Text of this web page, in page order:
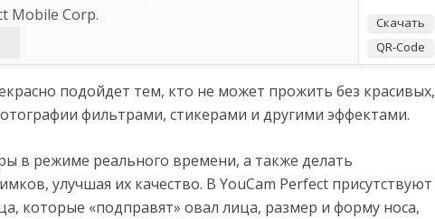
Скачать
QR-Code
Mobile Corp.
подойдет тем, кто не может прожить без красивых,
фильтрами, стикерами и другими эффектами.
в режиме реального времени, а также делать
улучшая их качество. В YouCam Perfect присутствуют
которые «подправят» овал лица, размер и форму носа,